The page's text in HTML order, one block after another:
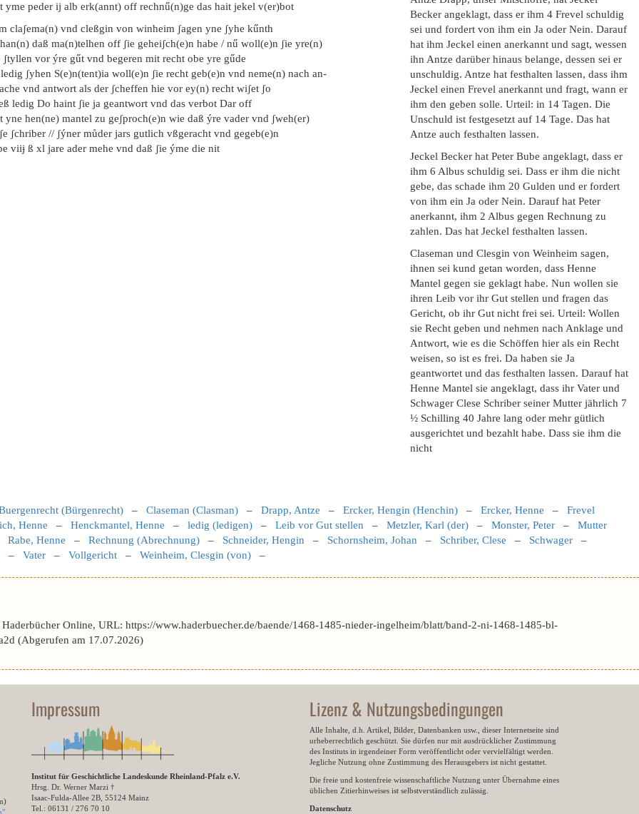
yme peder ij alb erk(annt) off rechnű(n)ge das hait jekel v(er)bot
claʃema(n) vnd cleßgin von winheim ʃagen yne ʃyhe kűnth
daß ma(n)telhen off ʃie geheiʃch(e)n habe / nű woll(e)n ʃie yre(n)
vor ýre gűt vnd begeren mit recht obe yre gűde
ʃyhen S(e)n(tent)ia woll(e)n ʃie recht geb(e)n vnd neme(n) nach an-
vnd antwort als der ʃcheffen hie vor ey(n) recht wiʃet ʃo
ledig Do haint ʃie ja geantwort vnd das verbot Dar off
yne hen(ne) mantel zu geʃproch(e)n wie daß ýre vader vnd ʃweh(er)
ʃchriber // ʃýner můder jars gutlich vßgeracht vnd gegeb(e)n
viiɉ ß xl jare ader mehe vnd daß ʃie ýme die nit
Becker angeklagt, dass er ihm 4 Frevel schuldig
sei und fordert von ihm ein Ja oder Nein. Darauf
hat ihm Jeckel einen anerkannt und sagt, wessen
ihn Antze darüber hinaus belange, dessen sei er
unschuldig. Antze hat festhalten lassen, dass ihm
Jeckel einen Frevel anerkannt und fragt, wann er
ihm den geben solle. Urteil: in 14 Tagen. Die
Unschuld ist festgesetzt auf 14 Tage. Das hat
Antze auch festhalten lassen.
Jeckel Becker hat Peter Bube angeklagt, dass er
ihm 6 Albus schuldig sei. Dass er ihm die nicht
gebe, das schade ihm 20 Gulden und er fordert
von ihm ein Ja oder Nein. Darauf hat Peter
anerkannt, ihm 2 Albus gegen Rechnung zu
zahlen. Das hat Jeckel festhalten lassen.
Claseman und Clesgin von Weinheim sagen,
ihnen sei kund getan worden, dass Henne
Mantel gegen sie geklagt habe. Nun wollen sie
ihren Leib vor ihr Gut stellen und fragen das
Gericht, ob ihr Gut nicht frei sei. Urteil: Wollen
sie Recht geben und nehmen nach Anklage und
Antwort, wie es die Schöffen hier als ein Recht
weisen, so ist es frei. Da haben sie Ja
geantwortet und das festhalten lassen. Darauf hat
Henne Mantel sie angeklagt, dass ihr Vater und
Schwager Clese Schriber seiner Mutter jährlich 7
½ Schilling 40 Jahre lang oder mehr gütlich
ausgerichtet und bezahlt habe. Dass sie ihm die
nicht
(Bürgenrecht) – Claseman (Clasman) – Drapp, Antze – Ercker, Hengin (Henchin) – Ercker, Henne – Frevel
Henne – Henckmantel, Henne – ledig (ledigen) – Leib vor Gut stellen – Metzler, Karl (der) – Monster, Peter – Mutter
Rabe, Henne – Rechnung (Abrechnung) – Schneider, Hengin – Schornsheim, Johan – Schriber, Clese – Schwager –
– Vater – Vollgericht – Weinheim, Clesgin (von) –
Online, URL: https://www.haderbuecher.de/baende/1468-1485-nieder-ingelheim/blatt/band-2-ni-1468-1485-bl-
(Abgerufen am 17.07.2026)
Impressum
Institut für Geschichtliche Landeskunde Rheinland-Pfalz e.V.
Hrsg. Dr. Werner Marzi †
Isaac-Fulda-Allee 2B, 55124 Mainz
Tel.: 06131 / 276 70 10
Lizenz & Nutzungsbedingungen
Alle Inhalte, d.h. Artikel, Bilder, Datenbanken usw., dieser Internetseite sind
urheberrechtlich geschützt. Sie dürfen nur mit ausdrücklicher Zustimmung
des Instituts in irgendeiner Form veröffentlicht oder vervielfältigt werden.
Jegliche Nutzung ohne Zustimmung des Herausgebers ist nicht gestattet.
Die freie und kostenfreie wissenschaftliche Nutzung unter Übernahme eines
üblichen Zitierhinweises ist selbstverständlich zulässig.
Datenschutz